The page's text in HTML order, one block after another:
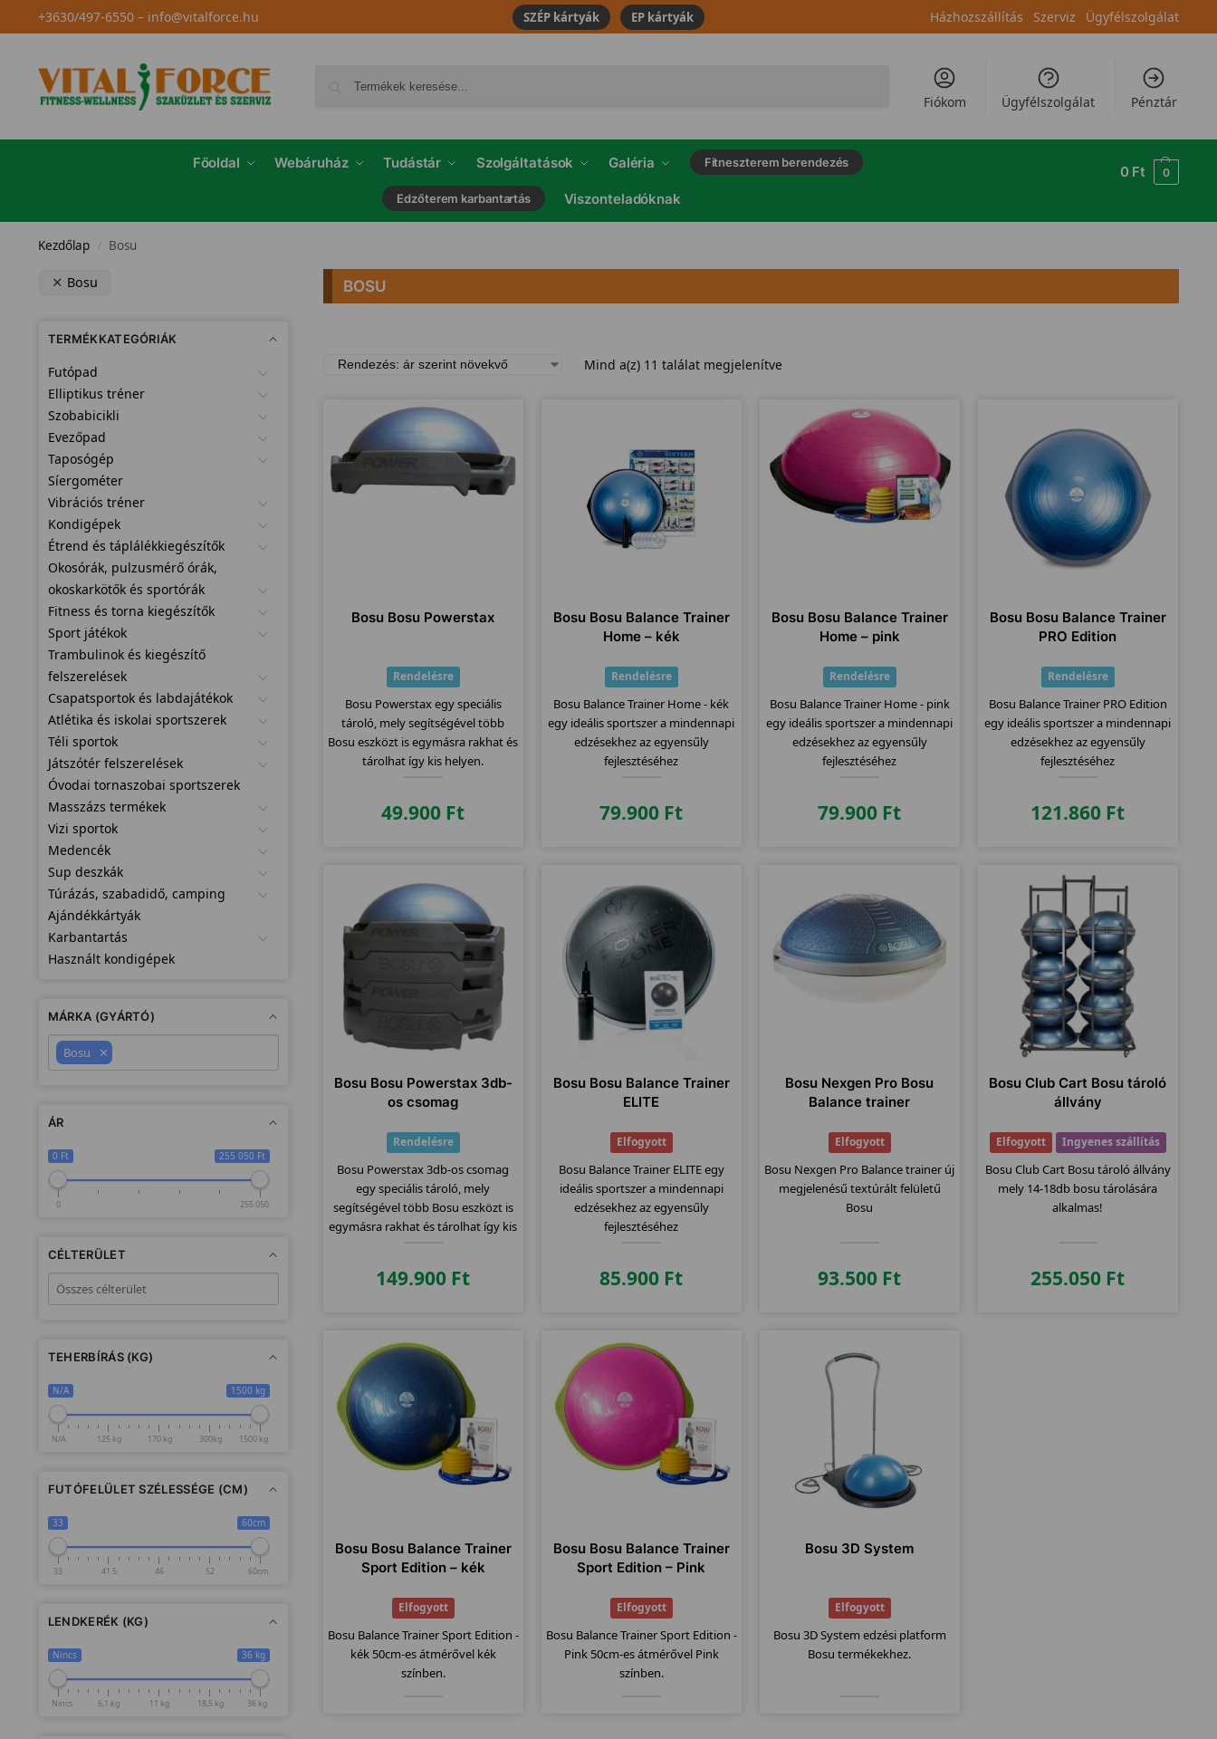
+3630/497-6550– info@vitalforce.hu SZÉP kártyák EP kártyák Házhozszállítás Szerviz Ügyfélszolgálat
Fiókom Ügyfélszolgálat Pénztár
Főoldal Webáruház Tudástár Szolgáltatások Galéria Fitneszterem berendezés
Edzőterem karbantartás Viszonteladóknak
0 Ft 0
Kezdőlap / Bosu
BOSU
Mind a(z) 11 találat megjelenítve
Bosu Bosu Powerstax
Rendelésre
Bosu Powerstax egy speciális
tároló, mely segítségével több
Bosu eszközt is egymásra rakhat és
tárolhat így kis helyen.
49.900 Ft
Bosu Bosu Balance Trainer
Home – kék
Rendelésre
Bosu Balance Trainer Home - kék
egy ideális sportszer a mindennapi
edzésekhez az egyensűly
fejlesztéséhez
79.900 Ft
Bosu Bosu Balance Trainer
Home – pink
Rendelésre
Bosu Balance Trainer Home - pink
egy ideális sportszer a mindennapi
edzésekhez az egyensűly
fejlesztéséhez
79.900 Ft
Bosu Bosu Balance Trainer
PRO Edition
Rendelésre
Bosu Balance Trainer PRO Edition
egy ideális sportszer a mindennapi
edzésekhez az egyensűly
fejlesztéséhez
121.860 Ft
Bosu Bosu Powerstax 3db-
os csomag
Rendelésre
Bosu Powerstax 3db-os csomag
egy speciális tároló, mely
segítségével több Bosu eszközt is
egymásra rakhat és tárolhat így kis
149.900 Ft
Bosu Bosu Balance Trainer
ELITE
Elfogyott
Bosu Balance Trainer ELITE egy
ideális sportszer a mindennapi
edzésekhez az egyensűly
fejlesztéséhez
85.900 Ft
Bosu Nexgen Pro Bosu
Balance trainer
Elfogyott
Bosu Nexgen Pro Balance trainer új
megjelenésű textúrált felületű
Bosu
93.500 Ft
Bosu Club Cart Bosu tároló
állvány
Elfogyott Ingyenes szállítás
Bosu Club Cart Bosu tároló állvány
mely 14-18db bosu tárolására
alkalmas!
255.050 Ft
Bosu Bosu Balance Trainer
Sport Edition – kék
Elfogyott
Bosu Balance Trainer Sport Edition -
kék 50cm-es átmérővel kék
színben.
Bosu Bosu Balance Trainer
Sport Edition – Pink
Elfogyott
Bosu Balance Trainer Sport Edition -
Pink 50cm-es átmérővel Pink
színben.
Bosu 3D System
Elfogyott
Bosu 3D System edzési platform
Bosu termékekhez.
Bosu
TERMÉKKATEGÓRIÁK
Futópad
Elliptikus tréner
Szobabicikli
Evezőpad
Taposógép
Síergométer
Vibrációs tréner
Kondigépek
Étrend és táplálékkiegészítők
Okosórák, pulzusmérő órák,
okoskarkötők és sportórák
Fitness és torna kiegészítők
Sport játékok
Trambulinok és kiegészítő
felszerelések
Csapatsportok és labdajátékok
Atlétika és iskolai sportszerek
Téli sportok
Játszótér felszerelések
Óvodai tornaszobai sportszerek
Masszázs termékek
Vizi sportok
Medencék
Sup deszkák
Túrázás, szabadidő, camping
Ajándékkártyák
Karbantartás
Használt kondigépek
MÁRKA (GYÁRTÓ)
Bosu ×
ÁR
0 Ft 255 050 Ft
0 255 050
CÉLTERÜLET
TEHERBÍRÁS (KG)
N/A 1500 kg
N/A 125 kg 170 kg 300kg 1500 kg
FUTÓFELÜLET SZÉLESSÉGE (CM)
33 60cm
33 41.5 46 52 60cm
LENDKERÉK (KG)
Nincs 36 kg
Nincs 6,1 kg 11 kg 18,5 kg 36 kg